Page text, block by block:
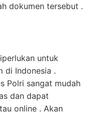
dokumen tersebut .
untuk
di Indonesia .
Polri sangat mudah
dan dapat
online . Akan